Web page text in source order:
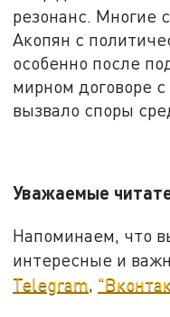
резонанс. Многие
Акопян с
особенно после
мирном договоре
вызвало споры
Уважаемые
Напоминаем, что
интересные и
Telegram,